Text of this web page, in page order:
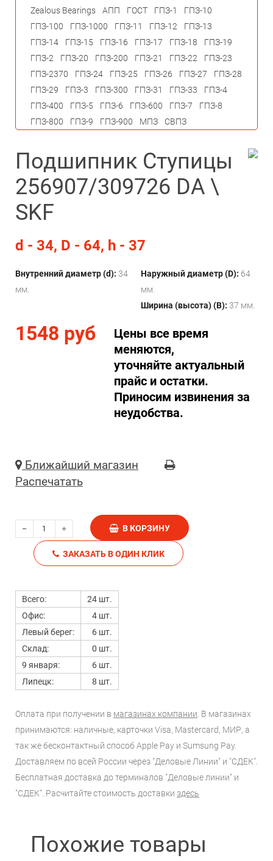
Подшипник Ступицы
256907/309726 DA \
SKF
d - 34, D - 64, h - 37
Внутренний диаметр (d): 34
мм.
Наружный диаметр (D): 64
мм.
Ширина (высота) (B): 37 мм.
1548 руб
Цены все время
меняются,
уточняйте актуальный
прайс и остатки.
Приносим извинения за
неудобства.
Ближайший магазин
Распечатать
В КОРЗИНУ
ЗАКАЗАТЬ В ОДИН КЛИК
Всего:
24 шт.
Офис:
4 шт.
Левый берег:
6 шт.
Склад:
0 шт.
9 января:
6 шт.
Липецк:
8 шт.
Оплата при получении в магазинах компании . В магазинах
принимаются: наличные, карточки Visa, Mastercard, МИР, а
так же бесконтактный способ Apple Pay и Sumsung Pay.
Доставляем по всей России через "Деловые Линии" и "СДЕК".
Бесплатная доставка до терминалов "Деловые линии" и
"СДЕК". Расчитайте стоимость доставки здесь
Похожие товары
Zealous Bearings
АПП ГОСТ ГПЗ-1
ГПЗ-10
ГПЗ-100
ГПЗ-1000 ГПЗ-11 ГПЗ-12
ГПЗ-13
ГПЗ-14
ГПЗ-15 ГПЗ-16 ГПЗ-17 ГПЗ-18
ГПЗ-19
ГПЗ-2
ГПЗ-20 ГПЗ-200 ГПЗ-21 ГПЗ-22
ГПЗ-23
ГПЗ-2370
ГПЗ-24 ГПЗ-25 ГПЗ-26 ГПЗ-27
ГПЗ-28
ГПЗ-29
ГПЗ-3 ГПЗ-300 ГПЗ-31 ГПЗ-33
ГПЗ-4
ГПЗ-400
ГПЗ-5 ГПЗ-6 ГПЗ-600 ГПЗ-7
ГПЗ-8
ГПЗ-800
ГПЗ-9 ГПЗ-900 МПЗ СВПЗ